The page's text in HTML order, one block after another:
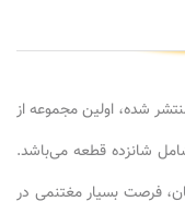
شده، اولین مجموعه از
شانزده قطعه می‌باشد.
فرصت بسیار مغتنمی در